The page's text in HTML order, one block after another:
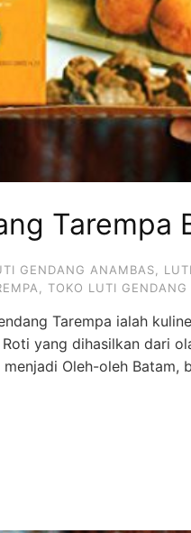
Tarempa
GENDANG ANAMBAS
TOKO LUTI GENDANG
Tarempa ialah
yang dihasilkan dari
Oleh-oleh